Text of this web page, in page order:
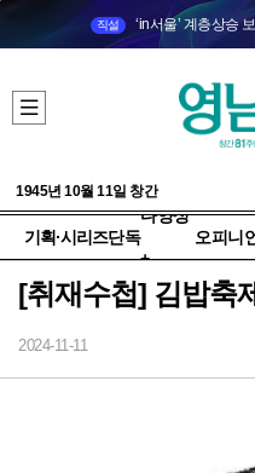
직설 ‘in서울’ 계층상승
1945년 10월 11일 창간
기획·시리즈단독
다양성
+
오피니
[취재수첩] 김밥축
2024-11-11